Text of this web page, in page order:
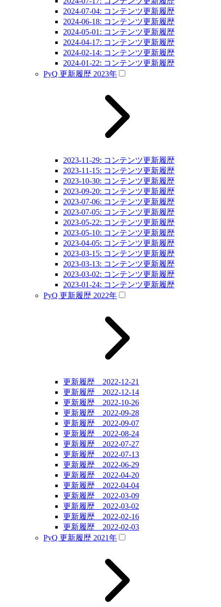
2024-07-04: コンテンツ更新履歴
2024-06-18: コンテンツ更新履歴
2024-05-01: コンテンツ更新履歴
2024-04-17: コンテンツ更新履歴
2024-02-14: コンテンツ更新履歴
2024-01-22: コンテンツ更新履歴
PyQ 更新履歴 2023年
2023-11-29: コンテンツ更新履歴
2023-11-15: コンテンツ更新履歴
2023-10-30: コンテンツ更新履歴
2023-09-20: コンテンツ更新履歴
2023-07-06: コンテンツ更新履歴
2023-07-05: コンテンツ更新履歴
2023-05-22: コンテンツ更新履歴
2023-05-10: コンテンツ更新履歴
2023-04-05: コンテンツ更新履歴
2023-03-15: コンテンツ更新履歴
2023-03-13: コンテンツ更新履歴
2023-03-02: コンテンツ更新履歴
2023-01-24: コンテンツ更新履歴
PyQ 更新履歴 2022年
更新履歴 2022-12-21
更新履歴 2022-12-14
更新履歴 2022-10-26
更新履歴 2022-09-28
更新履歴 2022-09-07
更新履歴 2022-08-24
更新履歴 2022-07-27
更新履歴 2022-07-13
更新履歴 2022-06-29
更新履歴 2022-04-20
更新履歴 2022-04-04
更新履歴 2022-03-09
更新履歴 2022-03-02
更新履歴 2022-02-16
更新履歴 2022-02-03
PyQ 更新履歴 2021年